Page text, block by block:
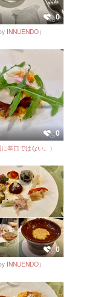
0
INNUENDO）
0
辛口ではない。 ）
0
INNUENDO）